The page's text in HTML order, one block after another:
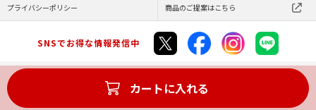
カートに入れる
プライバシーポリシー 商品のご提案はこちら
SNSでお得な情報発信中